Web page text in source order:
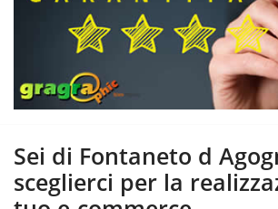
Sei di Fontaneto d
sceglierci per la